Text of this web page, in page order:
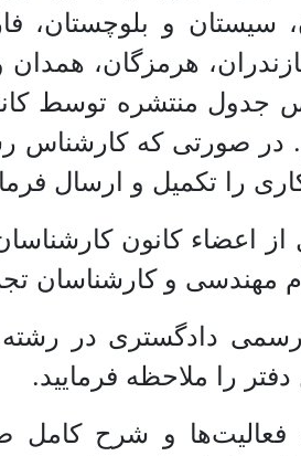
و بلوچستان،
هرمزگان،
جدول منتشره توسط
صورتی که کارشناس
را تکمیل و ارسال
اعضاء کانون
دادگستری در رشته
را ملاحظه فرمایید.
فعالیت‌‌ها و شرح کامل